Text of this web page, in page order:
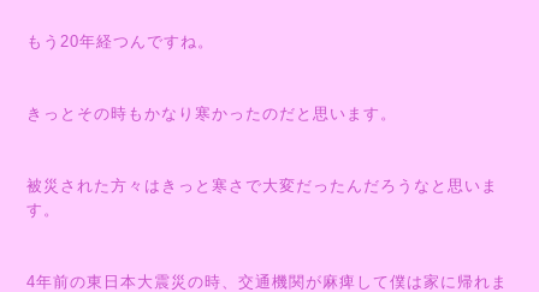
もう20年経つんですね。
きっとその時もかなり寒かったのだと思います。
被災された方々はきっと寒さで大変だったんだろうなと思いま
す。
4年前の東日本大震災の時、交通機関が麻痺して僕は家に帰れま